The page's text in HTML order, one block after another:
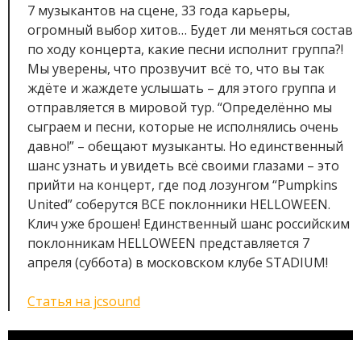
7 музыкантов на сцене, 33 года карьеры,
огромный выбор хитов… Будет ли меняться состав
по ходу концерта, какие песни исполнит группа?!
Мы уверены, что прозвучит всё то, что вы так
ждёте и жаждете услышать – для этого группа и
отправляется в мировой тур. “Определённо мы
сыграем и песни, которые не исполнялись очень
давно!” – обещают музыканты. Но единственный
шанс узнать и увидеть всё своими глазами – это
прийти на концерт, где под лозунгом “Pumpkins
United” соберутся ВСЕ поклонники HELLOWEEN.
Клич уже брошен! Единственный шанс российским
поклонникам HELLOWEEN представляется 7
апреля (суббота) в московском клубе STADIUM!
Статья на jcsound